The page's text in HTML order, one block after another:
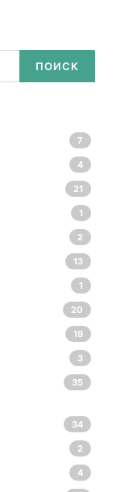
7
4
21
1
2
13
1
20
19
3
35
34
2
4